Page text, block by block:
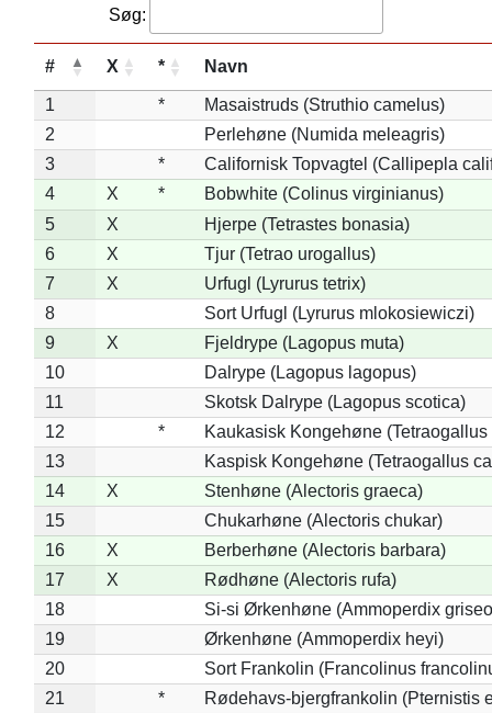
Søg:
# X * Navn
1 *
Masaistruds (Struthio camelus)
2
Perlehøne (Numida meleagris)
3
*
Californisk Topvagtel (Callipepla
4
X *
Bobwhite (Colinus virginianus)
5
X
Hjerpe (Tetrastes bonasia)
6
X
Tjur (Tetrao urogallus)
7
X
Urfugl (Lyrurus tetrix)
8
Sort Urfugl (Lyrurus mlokosiewiczi)
9
X
Fjeldrype (Lagopus muta)
10
Dalrype (Lagopus lagopus)
11
Skotsk Dalrype (Lagopus scotica)
12
*
Kaukasisk Kongehøne
13
Kaspisk Kongehøne (Tetraogallus
14
X
Stenhøne (Alectoris graeca)
15
Chukarhøne (Alectoris chukar)
16
X
Berberhøne (Alectoris barbara)
17
X
Rødhøne (Alectoris rufa)
18
Si-si Ørkenhøne (Ammoperdix
19
Ørkenhøne (Ammoperdix heyi)
20
Sort Frankolin (Francolinus
21
*
Rødehavs-bjergfrankolin (Pternistis